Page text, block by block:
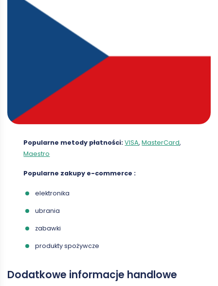
Popularne metody płatności:VISA,MasterCard,
Maestro
Popularne zakupy e-commerce :
elektronika
ubrania
zabawki
produkty spożywcze
Dodatkowe informacje handlowe